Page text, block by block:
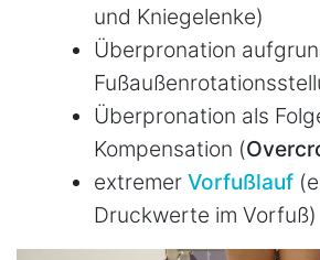
und Kniegelenke)
Überpronation
Überpronation als
Kompensation (
extremer Vorfußlauf
Druckwerte im Vorfuß)